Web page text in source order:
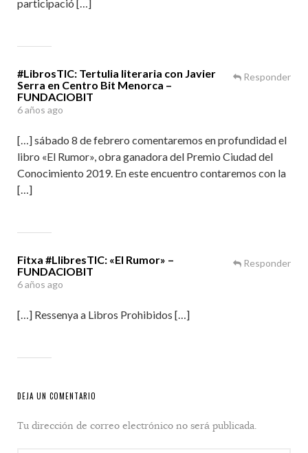
participació […]
#LibrosTIC: Tertulia literaria con Javier
Serra en Centro Bit Menorca –
FUNDACIOBIT
6 años ago
[…] sábado 8 de febrero comentaremos en profundidad el
libro «El Rumor», obra ganadora del Premio Ciudad del
Conocimiento 2019. En este encuentro contaremos con la
[…]
Responder
Fitxa #LlibresTIC: «El Rumor» –
FUNDACIOBIT
6 años ago
[…] Ressenya a Libros Prohibidos […]
Responder
DEJA UN COMENTARIO
Tu dirección de correo electrónico no será publicada.